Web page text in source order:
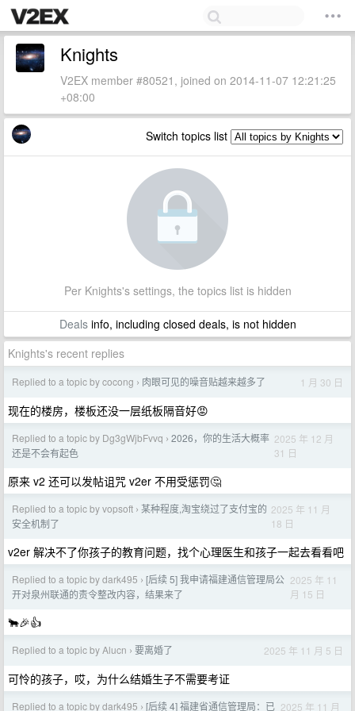
Knights
V2EX member #80521, joined on 2014-11-07 12:21:25
+08:00
Switch topics list
Per Knights's settings, the topics list is hidden
Dealsinfo, including closed deals, is not hidden
Knights's recent replies
Replied to a topic by cocong › 肉眼可见的噪音贴越来越多了 1 月 30 日
现在的楼房，楼板还没一层纸板隔音好😡
Replied to a topic by Dg3gWjbFvvq › 2026，你的生活大概率
还是不会有起色
2025 年 12 月
31 日
原来 v2 还可以发帖诅咒 v2er 不用受惩罚🤔
Replied to a topic by vopsoft › 某种程度,淘宝绕过了支付宝的
安全机制了
2025 年 11 月
18 日
v2er 解决不了你孩子的教育问题，找个心理医生和孩子一起去看看吧
Replied to a topic by dark495 › [后续 5] 我申请福建通信管理局公
开对泉州联通的责令整改内容，结果来了
2025 年 11
月 15 日
🐂🎉👍
Replied to a topic by Alucn › 要离婚了 2025 年 11 月 5 日
可怜的孩子，哎，为什么结婚生子不需要考证
Replied to a topic by dark495 › [后续 4] 福建省通信管理局：已 2025 年 11 月